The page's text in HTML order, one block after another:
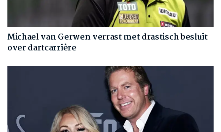
Michael van Gerwen verrast met drastisch besluit
over dartcarrière